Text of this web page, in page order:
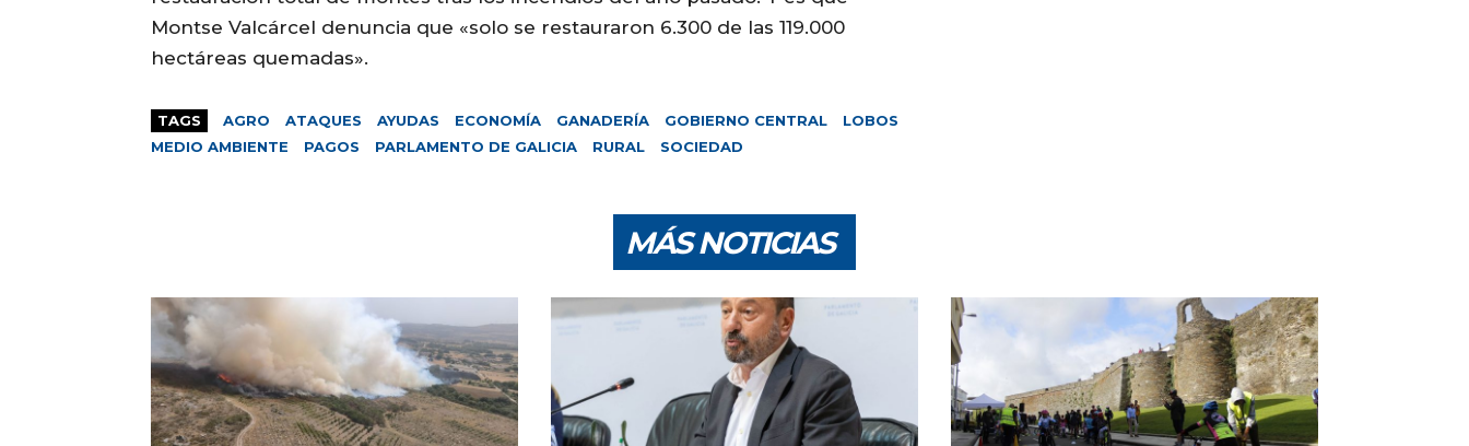
Montse Valcárcel denuncia que «solo se restauraron 6.300 de las 119.000
hectáreas quemadas».
TAGS AGRO ATAQUES AYUDAS ECONOMÍA GANADERÍA GOBIERNO CENTRAL
LOBOS
MEDIO AMBIENTE
PAGOS PARLAMENTO DE GALICIA RURAL SOCIEDAD
MÁS NOTICIAS